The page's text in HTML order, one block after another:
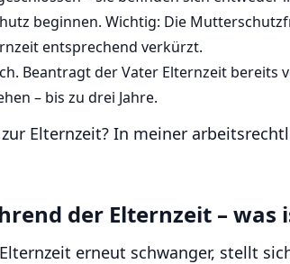
beginnen. Wichtig: Die
entsprechend verkürzt.
Beantragt der Vater Elternzeit
– bis zu drei Jahre.
Elternzeit? In meiner
der Elternzeit – was
erneut schwanger, stellt